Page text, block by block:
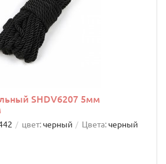
SHDV6207 5мм
цвет:черный Цвета:черный